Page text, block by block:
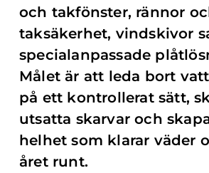
och takfönster, rännor
taksäkerhet, vindskivor
specialanpassade
Målet är att leda bort
på ett kontrollerat sätt,
utsatta skarvar och
helhet som klarar väder
året runt.